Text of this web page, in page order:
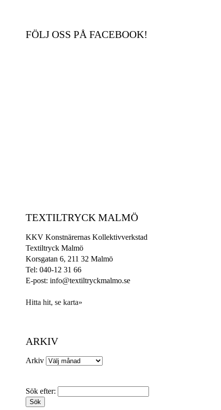
FÖLJ OSS PÅ FACEBOOK!
TEXTILTRYCK MALMÖ
KKV Konstnärernas Kollektivverkstad
Textiltryck Malmö
Korsgatan 6, 211 32 Malmö
Tel: 040-12 31 66
E-post: info@textiltryckmalmo.se
Hitta hit, se karta»
ARKIV
Arkiv
Sök efter: